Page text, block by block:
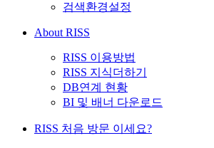
검색환경설정
About RISS
RISS 이용방법
RISS 지식더하기
DB연계 현황
BI 및 배너 다운로드
RISS 처음 방문 이세요?